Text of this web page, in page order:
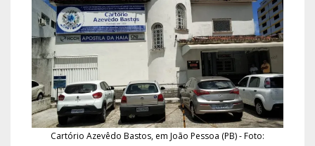
Cartório Azevêdo Bastos, em João Pessoa (PB) - Foto: